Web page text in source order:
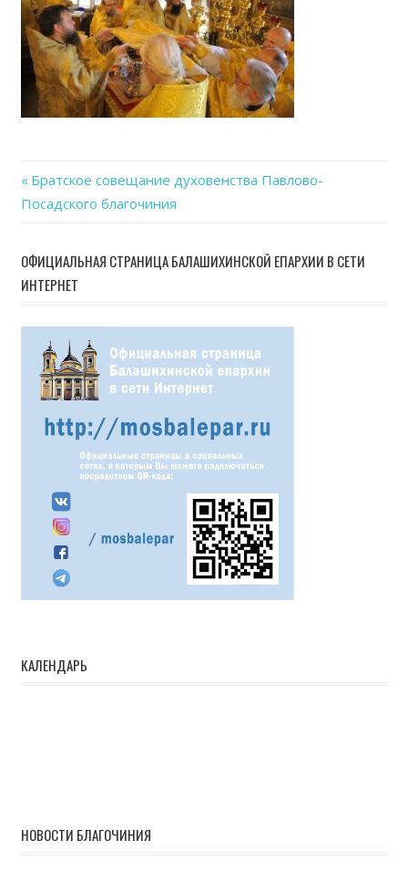
Навигация
записям
Previous
Post:
Братское совещание духовенства Павлово-
Посадского благочиния
ОФИЦИАЛЬНАЯ СТРАНИЦА БАЛАШИХИНСКОЙ ЕПАРХИИ В СЕТИ
ИНТЕРНЕТ
КАЛЕНДАРЬ
НОВОСТИ БЛАГОЧИНИЯ